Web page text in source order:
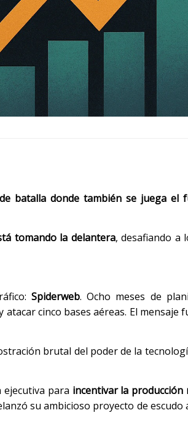
batalla donde también se juega el
tomando la delantera, desafiando a
Spiderweb. Ocho meses de
cinco bases aéreas. El mensaje
brutal del poder de la
ejecutiva para incentivar la producción
su ambicioso proyecto de